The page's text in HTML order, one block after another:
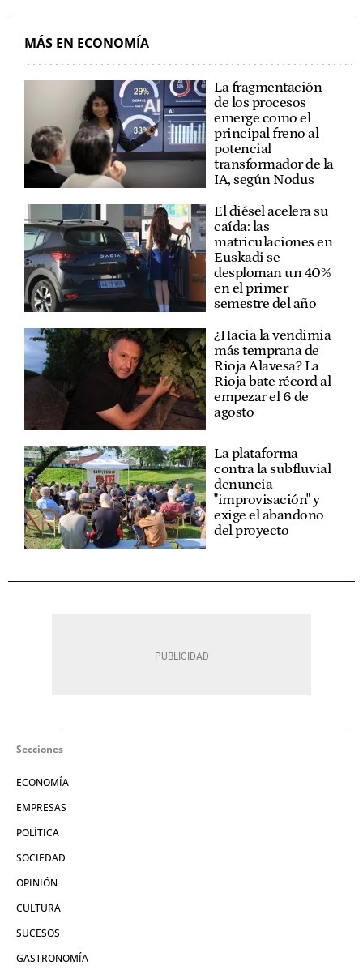
MÁS EN ECONOMÍA
La fragmentación
de los procesos
emerge como el
principal freno al
potencial
transformador de la
IA, según Nodus
El diésel acelera su
caída: las
matriculaciones en
Euskadi se
desploman un 40%
en el primer
semestre del año
¿Hacia la vendimia
más temprana de
Rioja Alavesa? La
Rioja bate récord al
empezar el 6 de
agosto
La plataforma
contra la subfluvial
denuncia
"improvisación" y
exige el abandono
del proyecto
Secciones
ECONOMÍA
EMPRESAS
POLÍTICA
SOCIEDAD
OPINIÓN
CULTURA
SUCESOS
GASTRONOMÍA